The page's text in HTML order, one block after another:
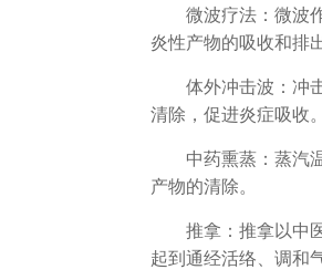
微波疗法：微波作
炎性产物的吸收和排
体外冲击波：冲击
清除，促进炎症吸收。
中药熏蒸：蒸汽温
产物的清除。
推拿：推拿以中医
起到通经活络、调和